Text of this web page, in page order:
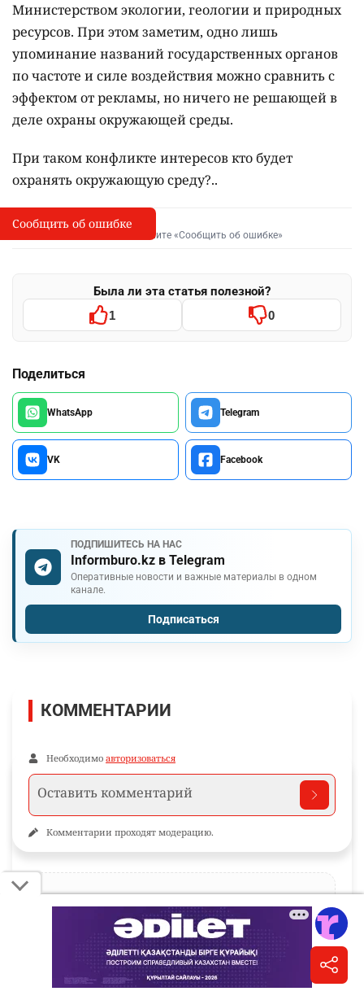
Министерством экологии, геологии и природных
ресурсов. При этом заметим, одно лишь
упоминание названий государственных органов
по частоте и силе воздействия можно сравнить с
эффектом от рекламы, но ничего не решающей в
деле охраны окружающей среды.
При таком конфликте интересов кто будет
охранять окружающую среду?..
I
Сообщить об опечатке
Выделите фрагмент и нажмите «Сообщить об ошибке»
Была ли эта статья полезной?
1 0
Поделиться
WhatsApp Telegram
VK Facebook
ПОДПИШИТЕСЬ НА НАС
Informburo.kz в Telegram
Оперативные новости и важные материалы в одном
канале.
Подписаться
Сообщить об ошибке
КОММЕНТАРИИ
Необходимо авторизоваться
Комментарии проходят модерацию.
Пока нет комментариев…